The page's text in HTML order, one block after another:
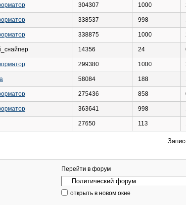
304307 1000
338537 998
338875 1000
14356 24
299380 1000
58084 188
275436 858
363641 998
27650 113
Перейти в форум
открыть в новом окне